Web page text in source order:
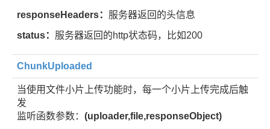
responseHeaders： 服务器返回的头信息
status： 服务器返回的http状态码，比如200
ChunkUploaded
当使用文件小片上传功能时，每一个小片上传完成后触
发
监听函数参数： (uploader,file,responseObject)